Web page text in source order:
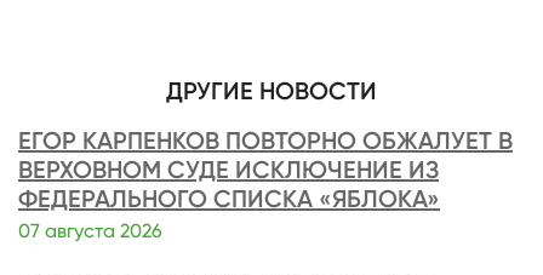
ДРУГИЕ НОВОСТИ
ЕГОР КАРПЕНКОВ ПОВТОРНО ОБЖАЛУЕТ В
ВЕРХОВНОМ СУДЕ ИСКЛЮЧЕНИЕ ИЗ
ФЕДЕРАЛЬНОГО СПИСКА «ЯБЛОКА»
07 августа 2026